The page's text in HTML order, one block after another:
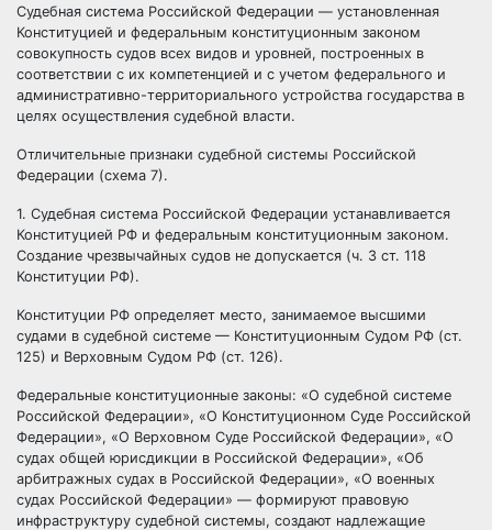
Судебная система Российской Федерации — установленная
Конституцией и федеральным конституционным законом
совокупность судов всех видов и уровней, построенных в
соответствии с их компетенцией и с учетом федерального и
административно-территориального устройства государства в
целях осуществления судебной власти.
Отличительные признаки судебной системы Российской
Федерации (схема 7).
1. Судебная система Российской Федерации устанавливается
Конституцией РФ и федеральным конституционным законом.
Создание чрезвычайных судов не допускается (ч. 3 ст. 118
Конституции РФ).
Конституции РФ определяет место, занимаемое высшими
судами в судебной системе — Конституционным Судом РФ (ст.
125) и Верховным Судом РФ (ст. 126).
Федеральные конституционные законы: «О судебной системе
Российской Федерации», «О Конституционном Суде Российской
Федерации», «О Верховном Суде Российской Федерации», «О
судах общей юрисдикции в Российской Федерации», «Об
арбитражных судах в Российской Федерации», «О военных
судах Российской Федерации» — формируют правовую
инфраструктуру судебной системы, создают надлежащие